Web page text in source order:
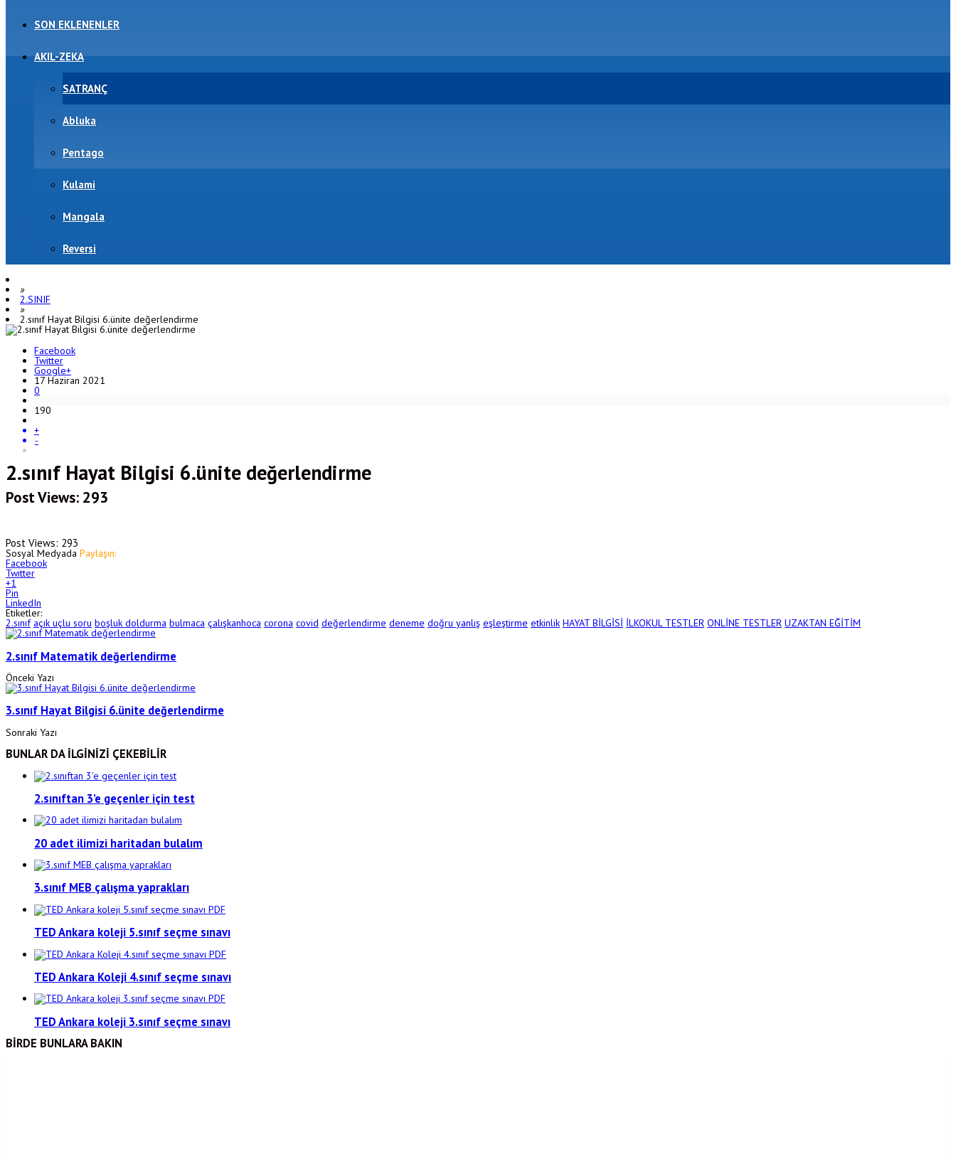
SON EKLENENLER
AKIL-ZEKA
SATRANÇ
Abluka
Pentago
Kulami
Mangala
Reversi
»
2.SINIF
»
2.sınıf Hayat Bilgisi 6.ünite değerlendirme
Facebook
Twitter
Google+
17 Haziran 2021
0
190
+
-
2.sınıf Hayat Bilgisi 6.ünite değerlendirme
Post Views: 293
Post Views: 293
Sosyal Medyada Paylaşın:
Facebook
Twitter
+1
Pin
LinkedIn
Etiketler:
2.sınıf açık uçlu soru boşluk doldurma bulmaca çalışkanhoca corona covid değerlendirme deneme doğru yanlış eşleştirme etkinlik HAYAT BİLGİSİ İLKOKUL TESTLER ONLİNE TESTLER UZAKTAN EĞİTİM
2.sınıf Matematik değerlendirme
Önceki Yazı
3.sınıf Hayat Bilgisi 6.ünite değerlendirme
Sonraki Yazı
BUNLAR DA İLGİNİZİ ÇEKEBİLİR
2.sınıftan 3’e geçenler için test
20 adet ilimizi haritadan bulalım
3.sınıf MEB çalışma yaprakları
TED Ankara koleji 5.sınıf seçme sınavı
TED Ankara Koleji 4.sınıf seçme sınavı
TED Ankara koleji 3.sınıf seçme sınavı
BİRDE BUNLARA BAKIN